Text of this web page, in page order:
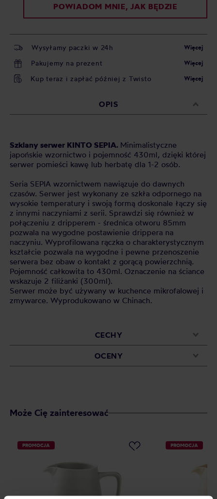
POWIADOM MNIE, JAK BĘDZIE
Wysyłamy paczki w 24h Więcej
Pakujemy na prezent Więcej
Kup teraz i zapłać później z Twisto Więcej
OPIS
Szklany serwer KINTO SEPIA. Minimalistyczne
japońskie wzornictwo i pojemność 430ml, dzięki której
serwer pomieści kawę lub herbatę dla 1-2 osób.
Seria SEPIA wzornictwem nawiązuje do dawnych
czasów. Serwer jest wykonany ze szkła odpornego na
wysokie temperatury i swoją formą doskonale łączy się
z innymi naczyniami z serii. Sprawdzi się również w
połączeniu z dripperem - średnica otworu 85mm
pozwala na wygodne postawienie drippera na
naczyniu. Wyprofilowana rączka o charakterystycznym
kształcie pozwala na wygodne i pewne przenoszenie
serwera bez obaw o kontakt z gorącą powierzchnią.
Pojemność całkowita to 430ml. Oznaczenie na ściance
wskazuje 2 filiżanki (300ml).
Serwer może być używany w kuchence mikrofalowej i
zmywarce. Wyprodukowano w Chinach.
CECHY
OCENY
Może Cię zainteresować
PROMOCJA PROMOCJA